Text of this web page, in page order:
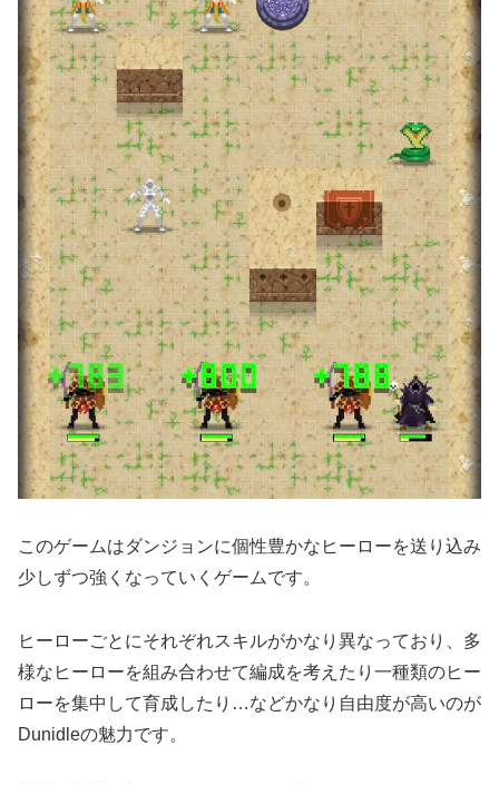
このゲームはダンジョンに個性豊かなヒーローを送り込み
少しずつ強くなっていくゲームです。
ヒーローごとにそれぞれスキルがかなり異なっており、多
様なヒーローを組み合わせて編成を考えたり一種類のヒー
ローを集中して育成したり…などかなり自由度が高いのが
Dunidleの魅力です。